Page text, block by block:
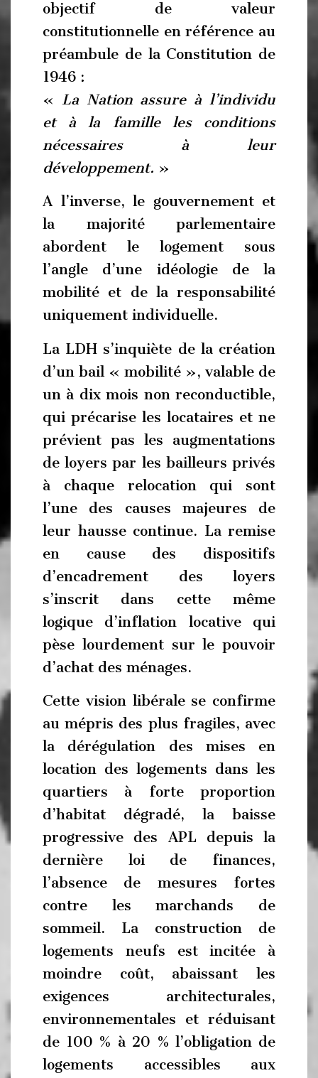
objectif de valeur
constitutionnelle en référence au
préambule de la Constitution de
1946 :
«
La Nation assure à l’individu
et à la famille les conditions
nécessaires à leur
développement. »
A l’inverse, le gouvernement et
la majorité parlementaire
abordent le logement sous
l’angle d’une idéologie de la
mobilité et de la responsabilité
uniquement individuelle.
La LDH s’inquiète de la création
d’un bail « mobilité », valable de
un à dix mois non reconductible,
qui précarise les locataires et ne
prévient pas les augmentations
de loyers par les bailleurs privés
à chaque relocation qui sont
l’une des causes majeures de
leur hausse continue. La remise
en cause des dispositifs
d’encadrement des loyers
s’inscrit dans cette même
logique d’inflation locative qui
pèse lourdement sur le pouvoir
d’achat des ménages.
Cette vision libérale se confirme
au mépris des plus fragiles, avec
la dérégulation des mises en
location des logements dans les
quartiers à forte proportion
d’habitat dégradé, la baisse
progressive des APL depuis la
dernière loi de finances,
l’absence de mesures fortes
contre les marchands de
sommeil. La construction de
logements neufs est incitée à
moindre coût, abaissant les
exigences architecturales,
environnementales et réduisant
de 100 % à 20 % l’obligation de
logements accessibles aux